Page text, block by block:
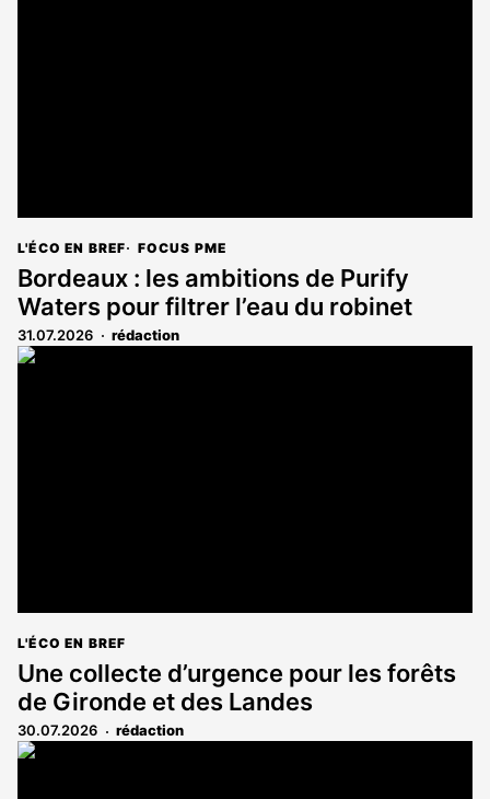
L'ÉCO EN BREF FOCUS PME
Bordeaux : les ambitions de Purify
Waters pour filtrer l’eau du robinet
31.07.2026 rédaction
L'ÉCO EN BREF
Une collecte d’urgence pour les forêts
de Gironde et des Landes
30.07.2026 rédaction